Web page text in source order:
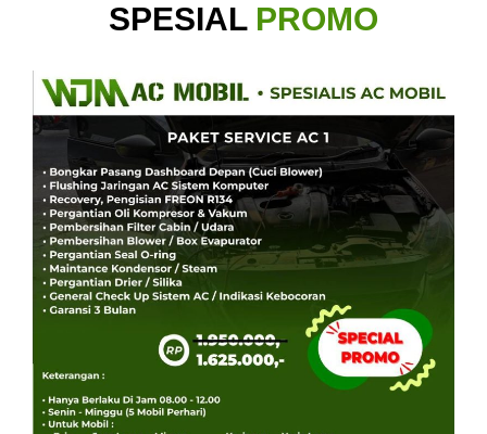
SPESIAL PROMO